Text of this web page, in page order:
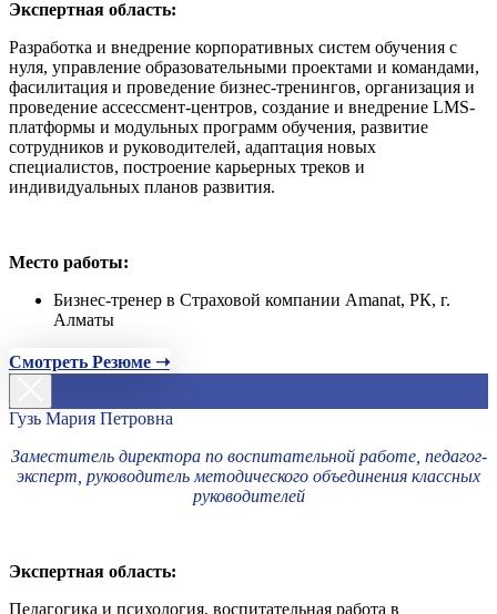
Экспертная область:
Разработка и внедрение корпоративных систем обучения с
нуля, управление образовательными проектами и командами,
фасилитация и проведение бизнес-тренингов, организация и
проведение ассессмент-центров, создание и внедрение LMS-
платформы и модульных программ обучения, развитие
сотрудников и руководителей, адаптация новых
специалистов, построение карьерных треков и
индивидуальных планов развития.
Место работы:
Бизнес-тренер в Страховой компании Amanat, РК, г.
Алматы
Смотреть Резюме ➝
Гузь Мария Петровна
Заместитель директора по воспитательной работе, педагог-
эксперт, руководитель методического объединения классных
руководителей
Экспертная область:
Педагогика и психология, воспитательная работа в